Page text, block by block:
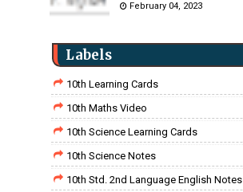
February 04, 2023
Labels
10th Learning Cards
10th Maths Video
10th Science Learning Cards
10th Science Notes
10th Std. 2nd Language English Notes